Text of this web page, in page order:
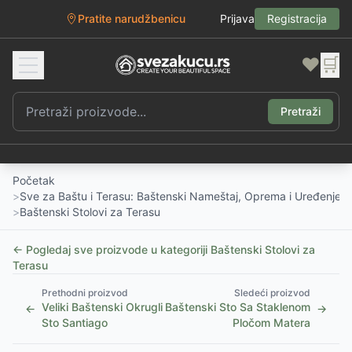
Pratite narudžbenicu Prijava Registracija
❤️ 🛒
Pretraži
Početak
>Sve za Baštu i Terasu: Baštenski Nameštaj, Oprema i Uređenje
>Baštenski Stolovi za Terasu
← Pogledaj sve proizvode u kategoriji Baštenski Stolovi za
Terasu
←
Prethodni proizvod
Veliki Baštenski Okrugli
Sto Santiago
Sledeći proizvod
Baštenski Sto Sa Staklenom
Pločom Matera
→